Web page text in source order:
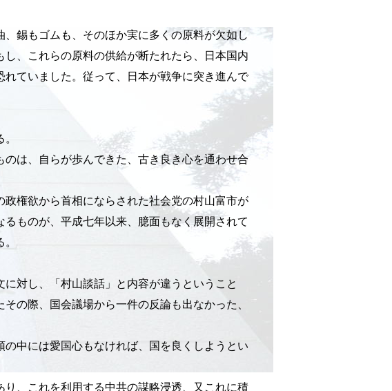
、錫もゴムも、そのほか実に多くの原料が欠如し
、これらの原料の供給が断たれたら、日本国内
ていました。従って、日本が戦争に突き進んで
は、自らが歩んできた、古き良き心を通わせ合
権欲から首相にならされた社会党の村山富市が
ものが、平成七年以来、臆面もなく展開されて
対し、「村山談話」と内容が違うということ
の際、国会議場から一件の反論も出なかった、
中には愛国心もなければ、国を良くしようとい
、これを利用する中共の謀略浸透、又これに積